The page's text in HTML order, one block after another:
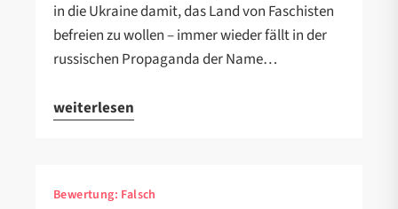
in die Ukraine damit, das Land von Faschisten
befreien zu wollen – immer wieder fällt in der
russischen Propaganda der Name…
weiterlesen
Bewertung: Falsch